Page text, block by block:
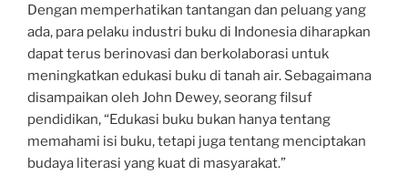
Dengan memperhatikan tantangan dan peluang yang
ada, para pelaku industri buku di Indonesia diharapkan
dapat terus berinovasi dan berkolaborasi untuk
meningkatkan edukasi buku di tanah air. Sebagaimana
disampaikan oleh John Dewey, seorang filsuf
pendidikan, “Edukasi buku bukan hanya tentang
memahami isi buku, tetapi juga tentang menciptakan
budaya literasi yang kuat di masyarakat.”